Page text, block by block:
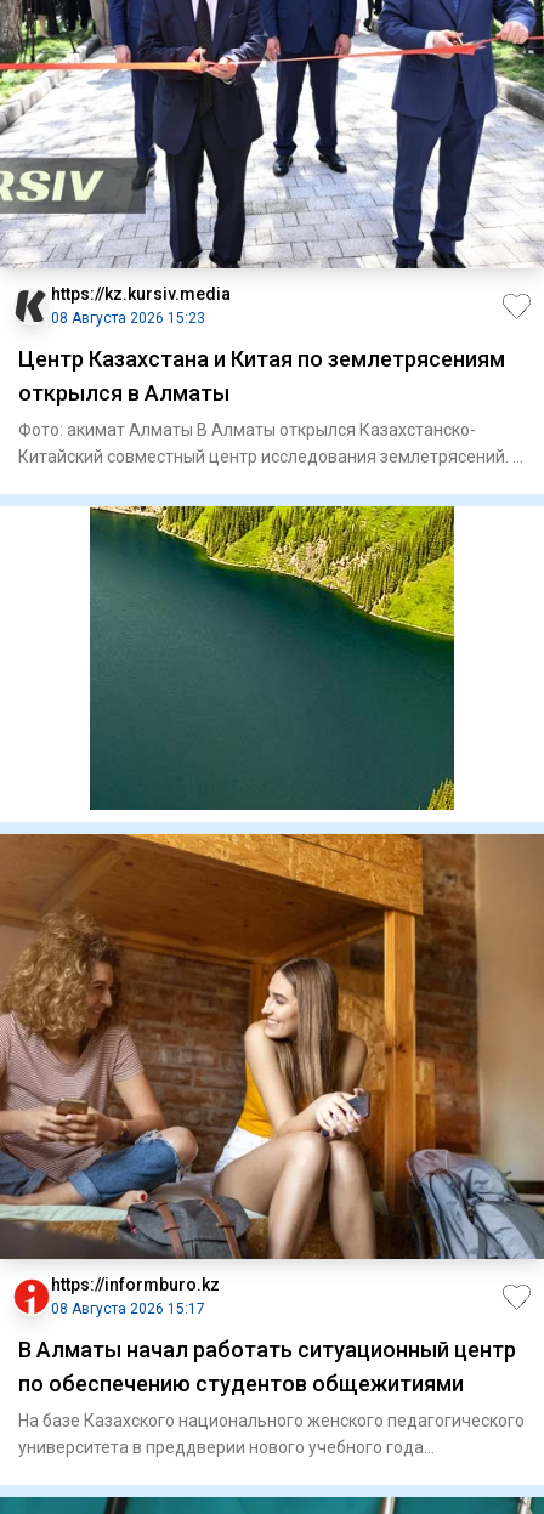
https://kz.kursiv.media
08 Августа 2026 15:23
Центр Казахстана и Китая по землетрясениям
открылся в Алматы
Фото: акимат Алматы В Алматы открылся Казахстанско-
Китайский совместный центр исследования землетрясений. В
https://informburo.kz
08 Августа 2026 15:17
В Алматы начал работать ситуационный центр
по обеспечению студентов общежитиями
На базе Казахского национального женского педагогического
университета в преддверии нового учебного года